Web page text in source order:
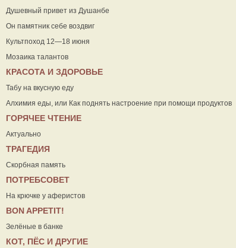
Душевный привет из Душанбе
Он памятник себе воздвиг
Культпоход 12—18 июня
Мозаика талантов
КРАСОТА И ЗДОРОВЬЕ
Табу на вкусную еду
Алхимия еды, или Как поднять настроение при помощи продуктов
ГОРЯЧЕЕ ЧТЕНИЕ
Актуально
ТРАГЕДИЯ
Скорбная память
ПОТРЕБСОВЕТ
На крючке у аферистов
ВON APPETIT!
Зелёные в банке
КОТ, ПЁС И ДРУГИЕ